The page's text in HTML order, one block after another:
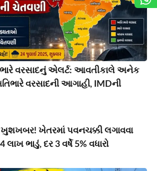
ભારે વરસાદનું એલર્ટ: આવતીકાલે અનેક
વરસાદની આગાહી, IMDની
ખુશખબર! ખેતરમાં પવનચક્કી લગાવવા
ભાડું, દર 3 વર્ષે 5% વધારો